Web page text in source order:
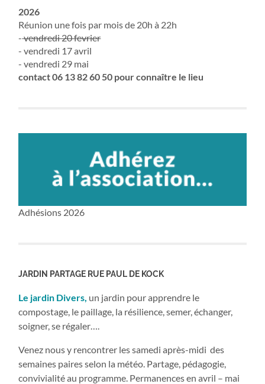
2026
Réunion une fois par mois de 20h à 22h
-vendredi 20 fevrier
- vendredi 17 avril
- vendredi 29 mai
contact 06 13 82 60 50 pour connaître le lieu
Adhésions 2026
JARDIN PARTAGE RUE PAUL DE KOCK
Le jardin Divers, un jardin pour apprendre le
compostage, le paillage, la résilience, semer, échanger,
soigner, se régaler….
Venez nous y rencontrer les samedi après-midi des
semaines paires selon la météo. Partage, pédagogie,
convivialité au programme. Permanences en avril – mai